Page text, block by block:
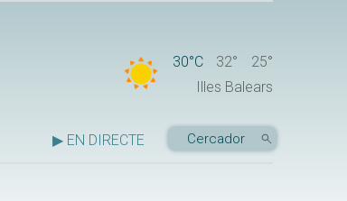
30°C 32°
25°
Illes Balears
▶ EN DIRECTE